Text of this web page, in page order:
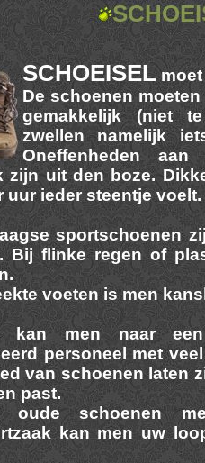
SCHOEISELmoet
De schoenen
gemakkelijk (niet
zwellen namelijk
Oneffenheden
zijn uit den boze.
uur ieder steentje voelt.
sportschoenen
Bij flinke regen of
voeten is men
kan men naar
personeel met
van schoenen laten
past.
oude schoenen
kan men uw